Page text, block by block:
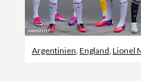
Argentinien, England, Lionel